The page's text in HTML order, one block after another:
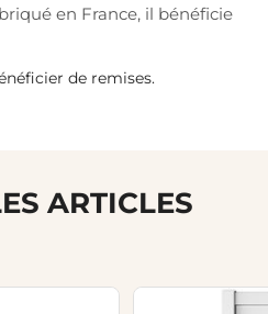
en France, il bénéficie
de remises.
ARTICLES